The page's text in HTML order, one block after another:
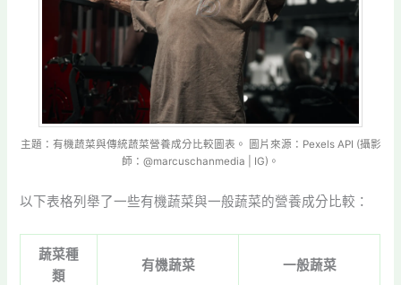
主題：有機蔬菜與傳統蔬菜營養成分比較圖表。 圖片來源：Pexels API (攝影
師：@marcuschanmedia | IG)。
以下表格列舉了一些有機蔬菜與一般蔬菜的營養成分比較：
蔬菜種
類
有機蔬菜 一般蔬菜